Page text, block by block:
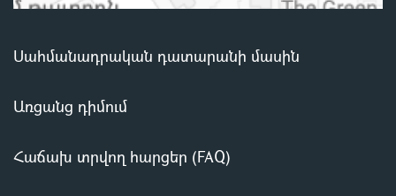
Սահմանադրական դատարանի մասին
Առցանց դիմում
Հաճախ տրվող հարցեր (FAQ)